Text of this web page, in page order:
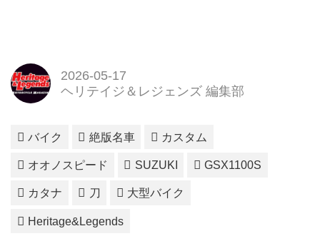
2026-05-17
ヘリテイジ＆レジェンズ 編集部
バイク 絶版名車 カスタム
オオノスピード SUZUKI GSX1100S
カタナ 刀 大型バイク
Heritage&Legends